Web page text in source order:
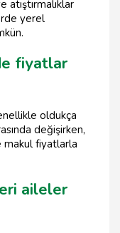
yerel
fiyatlar
oldukça
değişirken,
makul fiyatlarla
aileler